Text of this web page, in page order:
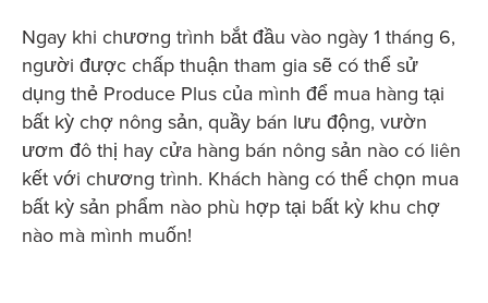
Ngay khi chương trình bắt đầu vào ngày 1 tháng 6,
người được chấp thuận tham gia sẽ có thể sử
dụng thẻ Produce Plus của mình để mua hàng tại
bất kỳ chợ nông sản, quầy bán lưu động, vườn
ươm đô thị hay cửa hàng bán nông sản nào có liên
kết với chương trình. Khách hàng có thể chọn mua
bất kỳ sản phẩm nào phù hợp tại bất kỳ khu chợ
nào mà mình muốn!